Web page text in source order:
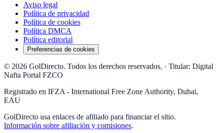
Aviso legal
Política de privacidad
Política de cookies
Política DMCA
Política editorial
Preferencias de cookies
© 2026 GolDirecto. Todos los derechos reservados. · Titular: Digital
Nafta Portal FZCO
Registrado en IFZA - International Free Zone Authority, Dubai,
EAU
GolDirecto usa enlaces de afiliado para financiar el sitio.
Información sobre afiliación y comisiones.